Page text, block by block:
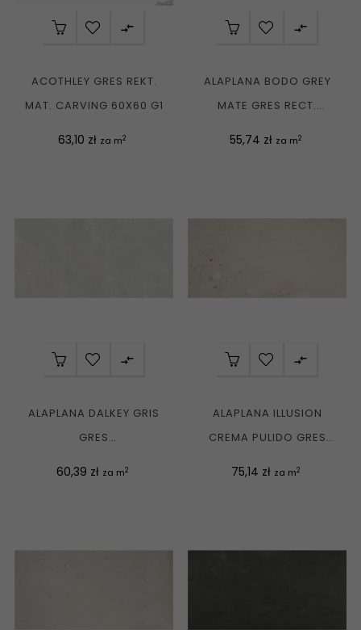

ACOTHLEY GRES REKT.
MAT. CARVING 60X60 G1
Cena
63,10 zł za m2

ALAPLANA BODO GREY
MATE GRES RECT.
Cena
55,74 zł za m2

ALAPLANA DALKEY GRIS
GRES
Cena
60,39 zł za m2

ALAPLANA ILLUSION
CREMA PULIDO GRES
Cena
75,14 zł za m2